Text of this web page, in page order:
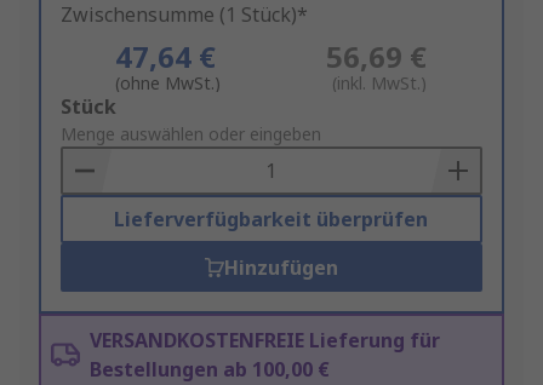
Zwischensumme (1 Stück)*
47,64 €
(ohne MwSt.)
56,69 €
(inkl. MwSt.)
Add
to
Basket
Stück
Menge auswählen oder eingeben
Lieferverfügbarkeit überprüfen
Hinzufügen
VERSANDKOSTENFREIE Lieferung für
Bestellungen ab 100,00 €